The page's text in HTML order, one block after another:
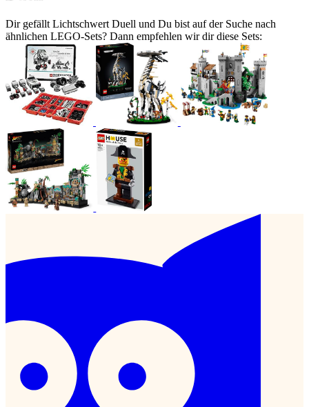
Dir gefällt Lichtschwert Duell und Du bist auf der Suche nach
ähnlichen LEGO-Sets? Dann empfehlen wir dir diese Sets: